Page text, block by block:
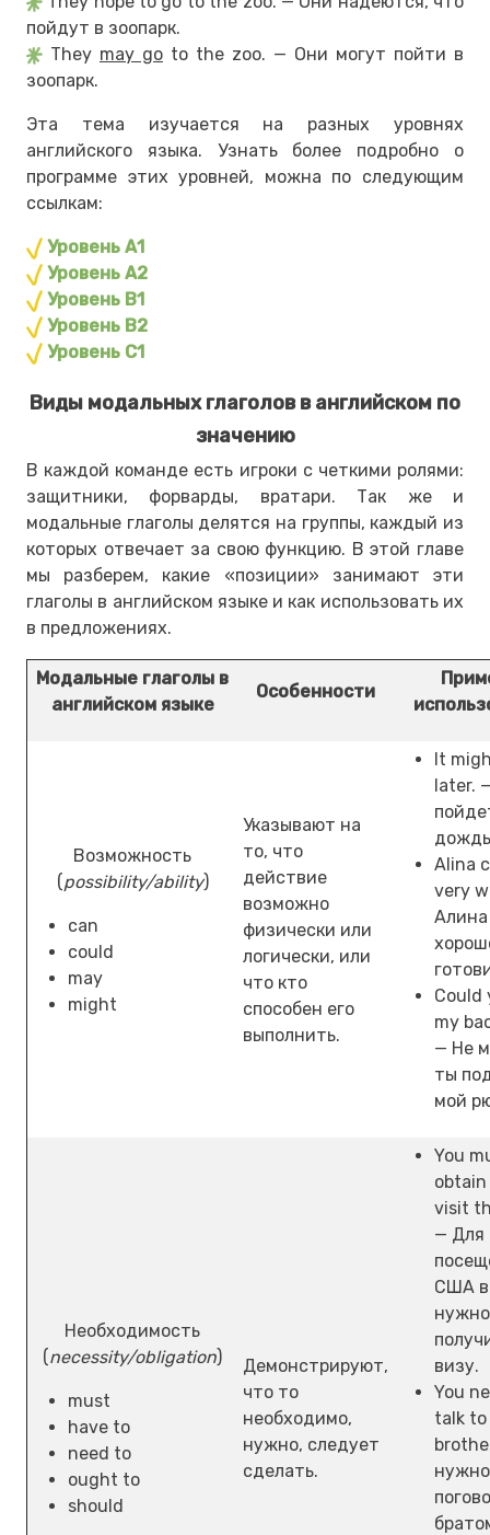
пойдут в зоопарк.
They may go to the zoo. — Они могут пойти в
зоопарк.
Эта тема изучается на разных уровнях
английского языка. Узнать более подробно о
программе этих уровней, можна по следующим
ссылкам:
Уровень А1
Уровень А2
Уровень В1
Уровень В2
Уровень С1
Виды модальных глаголов в английском по
значению
В каждой команде есть игроки с четкими ролями:
защитники, форварды, вратари. Так же и
модальные глаголы делятся на группы, каждый из
которых отвечает за свою функцию. В этой главе
мы разберем, какие «позиции» занимают эти
глаголы в английском языке и как использовать их
в предложениях.
Модальные глаголы в
английском языке
Особенности
Возможность
(possibility/ability)
can
could
may
might
Указывают на
то, что
действие
возможно
физически или
логически, или
что кто
способен его
выполнить.
It
later.
Alina
very
Алина
Could
my
— Не
ты
мой
Необходимость
(necessity/obligation)
must
have to
need to
ought to
should
Демонстрируют,
что то
необходимо,
нужно, следует
сделать.
You
visit
— Для
США
нужно
визу.
You
talk
нужно